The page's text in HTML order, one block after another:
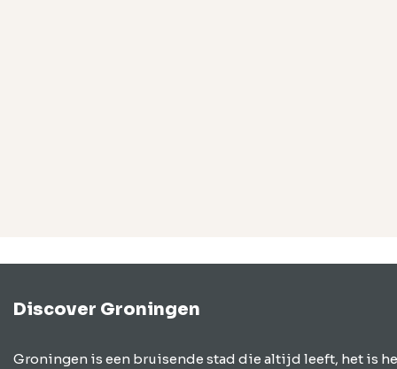
Discover Groningen
Groningen is een bruisende stad die altijd leeft, het is